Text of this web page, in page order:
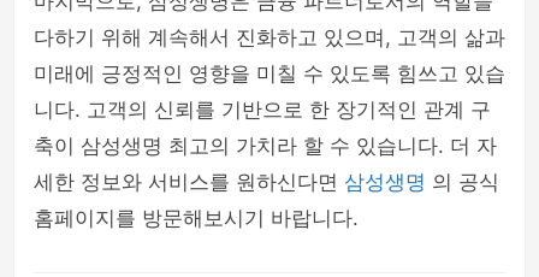
다하기 위해 계속해서 진화하고 있으며, 고객의 삶과
미래에 긍정적인 영향을 미칠 수 있도록 힘쓰고 있습
니다. 고객의 신뢰를 기반으로 한 장기적인 관계 구
축이 삼성생명 최고의 가치라 할 수 있습니다. 더 자
세한 정보와 서비스를 원하신다면 삼성생명 의 공식
홈페이지를 방문해보시기 바랍니다.